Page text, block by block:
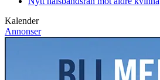
Kalender
Annonser